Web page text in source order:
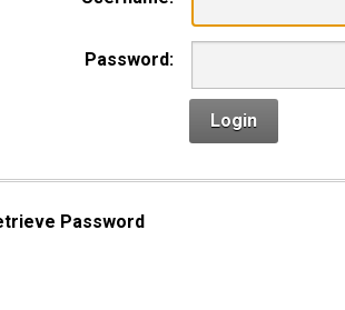
Password:
Login
Password